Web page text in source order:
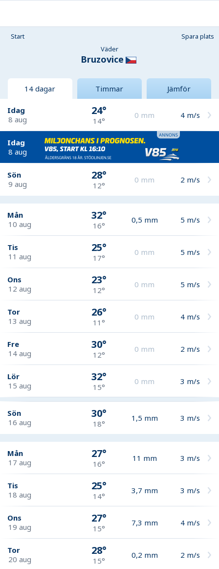
Start
Spara plats
Väder
Bruzovice
14 dagar Timmar Jämför
Idag
8 aug
24°
14°
0 mm 4 m/s
Idag
8 aug
Sön
9 aug
28°
12°
0 mm 2 m/s
Mån
10 aug
32°
16°
0,5 mm 5 m/s
Tis
11 aug
25°
17°
0 mm 5 m/s
Ons
12 aug
23°
12°
0 mm 5 m/s
Tor
13 aug
26°
11°
0 mm 4 m/s
Fre
14 aug
30°
12°
0 mm 2 m/s
Lör
15 aug
32°
15°
0 mm 3 m/s
Sön
16 aug
30°
18°
1,5 mm 3 m/s
Mån
17 aug
27°
16°
11 mm 3 m/s
Tis
18 aug
25°
14°
3,7 mm 3 m/s
Ons
19 aug
27°
15°
7,3 mm 4 m/s
Tor
20 aug
28°
15°
0,2 mm 2 m/s